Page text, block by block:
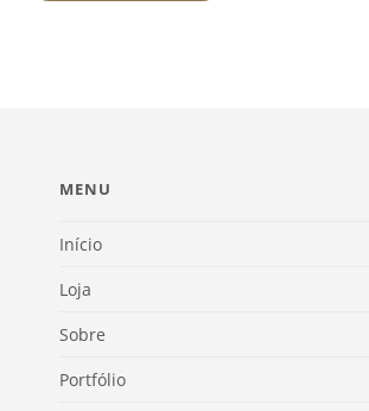
MENU
Início
Loja
Sobre
Portfólio